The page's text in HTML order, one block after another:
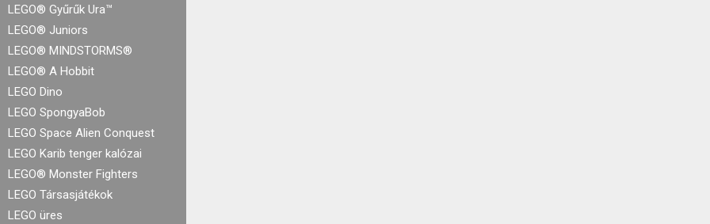
LEGO® Gyűrűk Ura™
LEGO® Juniors
LEGO® MINDSTORMS®
LEGO® A Hobbit
LEGO Dino
LEGO SpongyaBob
LEGO Space Alien Conquest
LEGO Karib tenger kalózai
LEGO® Monster Fighters
LEGO Társasjátékok
LEGO üres